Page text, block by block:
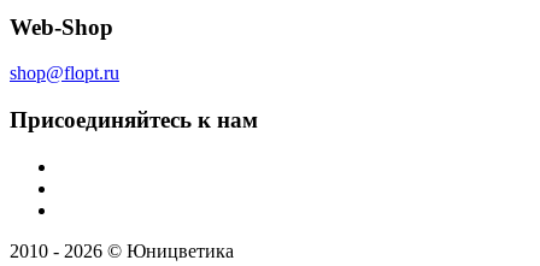
Web-Shop
shop@flopt.ru
Присоединяйтесь к нам
2010 - 2026 © Юницветика